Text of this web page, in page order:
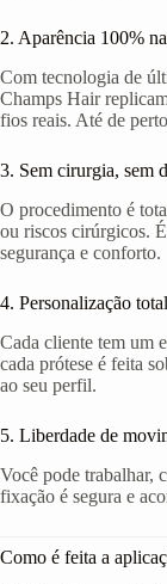
2. Aparência 100%
Com tecnologia de
Champs Hair
fios reais. Até de
3. Sem cirurgia, sem
O procedimento é
ou riscos cirúrgicos.
segurança e conforto.
4. Personalização total
Cada cliente tem um
cada prótese é feita
ao seu perfil.
5. Liberdade de
Você pode trabalhar,
fixação é segura e
Como é feita a